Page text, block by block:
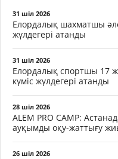
31 шіл 2026
Елордалық шахматшы
жүлдегері атанды
31 шіл 2026
Елордалық спортшы 17
күміс жүлдегері атанды
28 шіл 2026
ALEM PRO CAMP:
ауқымды оқу-жаттығу
26 шіл 2026